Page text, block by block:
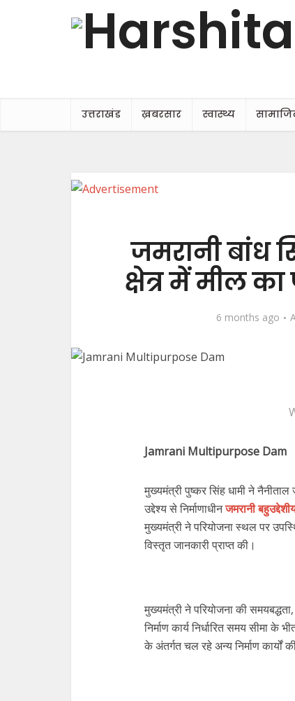
उत्तराखंड ख़बरसार स्वास्थ्य
जमरानी बांध
क्षेत्र में मील का
6 months ago
Jamrani Multipurpose Dam
मुख्यमंत्री पुष्कर सिंह धामी ने
उद्देश्य से निर्माणाधीनजमरानी
मुख्यमंत्री ने परियोजना स्थल पर
विस्तृत जानकारी प्राप्त की।
मुख्यमंत्री ने परियोजना की
निर्माण कार्य निर्धारित समय सीमा
के अंतर्गत चल रहे अन्य निर्माण कार्यों